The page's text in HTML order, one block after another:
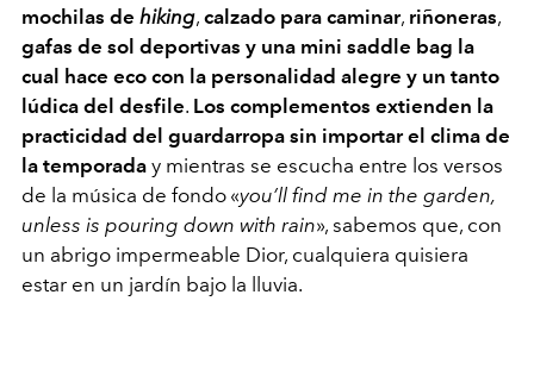
mochilas de hiking, calzado para caminar, riñoneras,
gafas de sol deportivas y una mini saddle bag la
cual hace eco con la personalidad alegre y un tanto
lúdica del desfile. Los complementos extienden la
practicidad del guardarropa sin importar el clima de
la temporada y mientras se escucha entre los versos
de la música de fondo «you’ll find me in the garden,
unless is pouring down with rain», sabemos que, con
un abrigo impermeable Dior, cualquiera quisiera
estar en un jardín bajo la lluvia.